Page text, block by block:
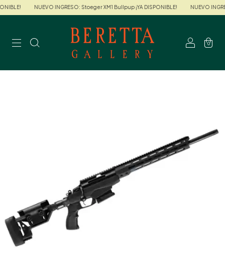
NUEVO INGRESO: Stoeger XM1 Bullpup ¡YA DISPONIBLE! NUEVO
0